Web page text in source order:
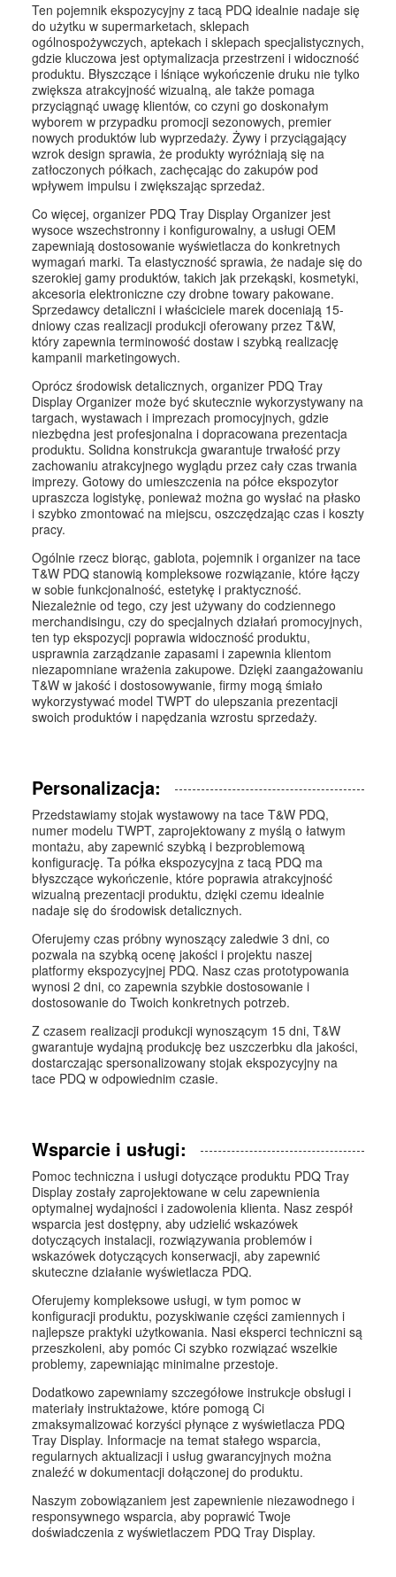
Ten pojemnik ekspozycyjny z tacą PDQ idealnie nadaje się
do użytku w supermarketach, sklepach
ogólnospożywczych, aptekach i sklepach specjalistycznych,
gdzie kluczowa jest optymalizacja przestrzeni i widoczność
produktu. Błyszczące i lśniące wykończenie druku nie tylko
zwiększa atrakcyjność wizualną, ale także pomaga
przyciągnąć uwagę klientów, co czyni go doskonałym
wyborem w przypadku promocji sezonowych, premier
nowych produktów lub wyprzedaży. Żywy i przyciągający
wzrok design sprawia, że ​​produkty wyróżniają się na
zatłoczonych półkach, zachęcając do zakupów pod
wpływem impulsu i zwiększając sprzedaż.
Co więcej, organizer PDQ Tray Display Organizer jest
wysoce wszechstronny i konfigurowalny, a usługi OEM
zapewniają dostosowanie wyświetlacza do konkretnych
wymagań marki. Ta elastyczność sprawia, że ​​nadaje się do
szerokiej gamy produktów, takich jak przekąski, kosmetyki,
akcesoria elektroniczne czy drobne towary pakowane.
Sprzedawcy detaliczni i właściciele marek doceniają 15-
dniowy czas realizacji produkcji oferowany przez T&W,
który zapewnia terminowość dostaw i szybką realizację
kampanii marketingowych.
Oprócz środowisk detalicznych, organizer PDQ Tray
Display Organizer może być skutecznie wykorzystywany na
targach, wystawach i imprezach promocyjnych, gdzie
niezbędna jest profesjonalna i dopracowana prezentacja
produktu. Solidna konstrukcja gwarantuje trwałość przy
zachowaniu atrakcyjnego wyglądu przez cały czas trwania
imprezy. Gotowy do umieszczenia na półce ekspozytor
upraszcza logistykę, ponieważ można go wysłać na płasko
i szybko zmontować na miejscu, oszczędzając czas i koszty
pracy.
Ogólnie rzecz biorąc, gablota, pojemnik i organizer na tace
T&W PDQ stanowią kompleksowe rozwiązanie, które łączy
w sobie funkcjonalność, estetykę i praktyczność.
Niezależnie od tego, czy jest używany do codziennego
merchandisingu, czy do specjalnych działań promocyjnych,
ten typ ekspozycji poprawia widoczność produktu,
usprawnia zarządzanie zapasami i zapewnia klientom
niezapomniane wrażenia zakupowe. Dzięki zaangażowaniu
T&W w jakość i dostosowywanie, firmy mogą śmiało
wykorzystywać model TWPT do ulepszania prezentacji
swoich produktów i napędzania wzrostu sprzedaży.
Personalizacja:
Przedstawiamy stojak wystawowy na tace T&W PDQ,
numer modelu TWPT, zaprojektowany z myślą o łatwym
montażu, aby zapewnić szybką i bezproblemową
konfigurację. Ta półka ekspozycyjna z tacą PDQ ma
błyszczące wykończenie, które poprawia atrakcyjność
wizualną prezentacji produktu, dzięki czemu idealnie
nadaje się do środowisk detalicznych.
Oferujemy czas próbny wynoszący zaledwie 3 dni, co
pozwala na szybką ocenę jakości i projektu naszej
platformy ekspozycyjnej PDQ. Nasz czas prototypowania
wynosi 2 dni, co zapewnia szybkie dostosowanie i
dostosowanie do Twoich konkretnych potrzeb.
Z czasem realizacji produkcji wynoszącym 15 dni, T&W
gwarantuje wydajną produkcję bez uszczerbku dla jakości,
dostarczając spersonalizowany stojak ekspozycyjny na
tace PDQ w odpowiednim czasie.
Wsparcie i usługi:
Pomoc techniczna i usługi dotyczące produktu PDQ Tray
Display zostały zaprojektowane w celu zapewnienia
optymalnej wydajności i zadowolenia klienta. Nasz zespół
wsparcia jest dostępny, aby udzielić wskazówek
dotyczących instalacji, rozwiązywania problemów i
wskazówek dotyczących konserwacji, aby zapewnić
skuteczne działanie wyświetlacza PDQ.
Oferujemy kompleksowe usługi, w tym pomoc w
konfiguracji produktu, pozyskiwanie części zamiennych i
najlepsze praktyki użytkowania. Nasi eksperci techniczni są
przeszkoleni, aby pomóc Ci szybko rozwiązać wszelkie
problemy, zapewniając minimalne przestoje.
Dodatkowo zapewniamy szczegółowe instrukcje obsługi i
materiały instruktażowe, które pomogą Ci
zmaksymalizować korzyści płynące z wyświetlacza PDQ
Tray Display. Informacje na temat stałego wsparcia,
regularnych aktualizacji i usług gwarancyjnych można
znaleźć w dokumentacji dołączonej do produktu.
Naszym zobowiązaniem jest zapewnienie niezawodnego i
responsywnego wsparcia, aby poprawić Twoje
doświadczenia z wyświetlaczem PDQ Tray Display.